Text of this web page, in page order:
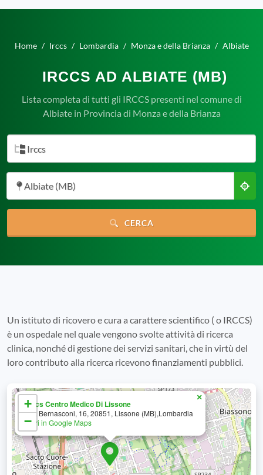
Home Irccs Lombardia Monza e della Brianza Albiate
IRCCS AD ALBIATE (MB)
Lista completa di tutti gli IRCCS presenti nel comune di
Albiate in Provincia di Monza e della Brianza
Irccs
Albiate (MB)
CERCA
Un istituto di ricovero e cura a carattere scientifico ( o IRCCS)
è un ospedale nel quale vengono svolte attività di ricerca
clinica, nonché di gestione dei servizi sanitari, che in virtù del
loro contributo alla ricerca ricevono finanziamenti pubblici.
Irccs Centro Medico Di Lissone
Via Bernasconi, 16, 20851, Lissone (MB),Lombardia
Apri in Google Maps
×
+
−